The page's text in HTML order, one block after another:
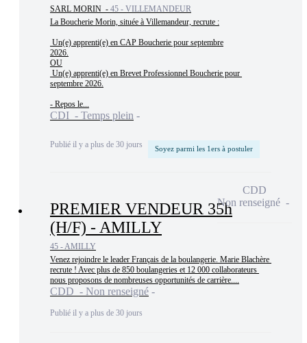
SARL MORIN - 45 - VILLEMANDEUR
La Boucherie Morin, située à Villemandeur, recrute :
2026.
OU
septembre 2026.
- Repos le...
CDI - Temps plein
Publié il y a plus de 30 jours Soyez parmi les 1ers à postuler
PREMIER VENDEUR 35h
(H/F) - AMILLY
45 - AMILLY
Venez rejoindre le leader Français de la boulangerie. Marie Blachère
recrute ! Avec plus de 850 boulangeries et 12 000 collaborateurs
nous proposons de nombreuses opportunités de carrière....
CDD - Non renseigné
Publié il y a plus de 30 jours
CDD
Non renseigné